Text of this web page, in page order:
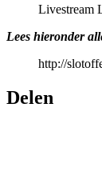
Livestream
Lees hieronder
http://
Delen